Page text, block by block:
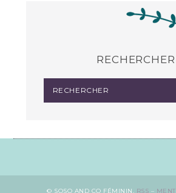
RECHERCHER
© SOSO AND CO FÉMININ. RSS –